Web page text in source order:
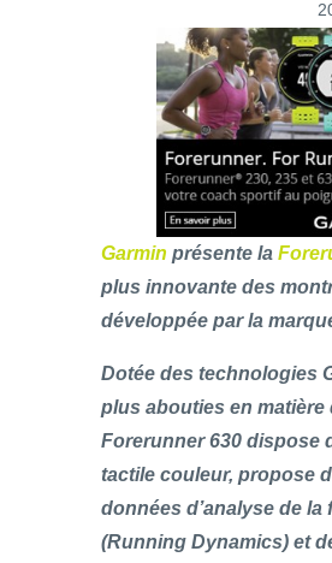
Garmin présente la
plus innovante des
développée par la
Dotée des technologies
plus abouties en matière
Forerunner 630 dispose
tactile couleur, propose
données d’analyse de la
(Running Dynamics) et